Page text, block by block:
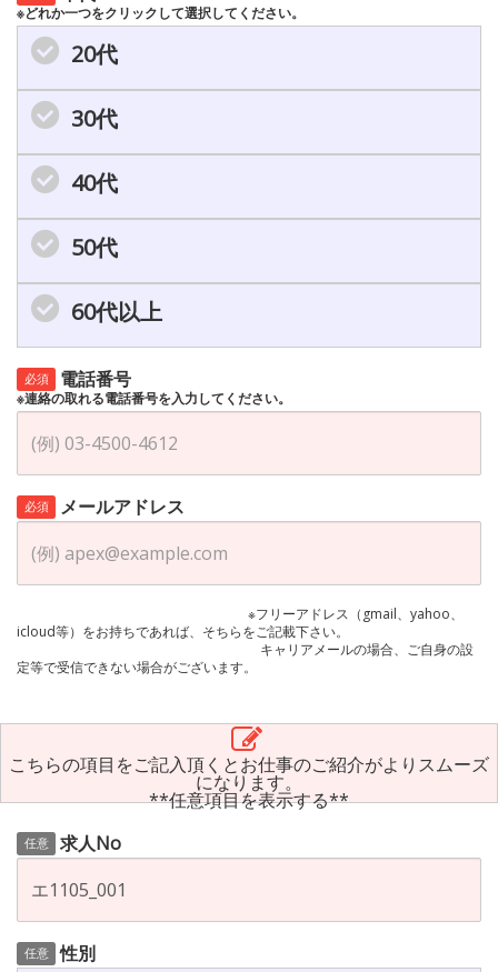
※どれか一つをクリックして選択してください。
20代
30代
40代
50代
60代以上
必須 電話番号
※連絡の取れる電話番号を入力してください。
必須 メールアドレス
※フリーアドレス（gmail、yahoo、
icloud等）をお持ちであれば、そちらをご記載下さい。
キャリアメールの場合、ご自身の設
定等で受信できない場合がございます。
こちらの項目をご記入頂くとお仕事のご紹介がよりスムーズ
になります。
**任意項目を表示する**
任意 求人No
任意 性別